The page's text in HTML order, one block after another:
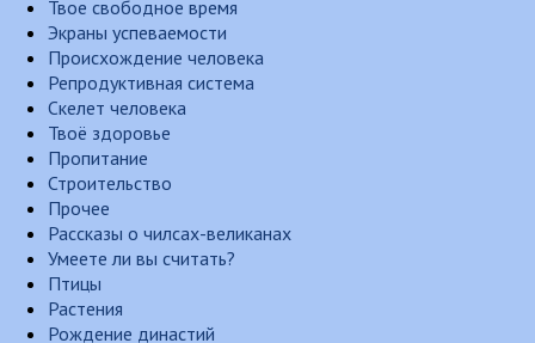
Твое свободное время
Экраны успеваемости
Происхождение человека
Репродуктивная система
Скелет человека
Твоё здоровье
Пропитание
Строительство
Прочее
Рассказы о чилсах-великанах
Умеете ли вы считать?
Птицы
Растения
Рождение династий